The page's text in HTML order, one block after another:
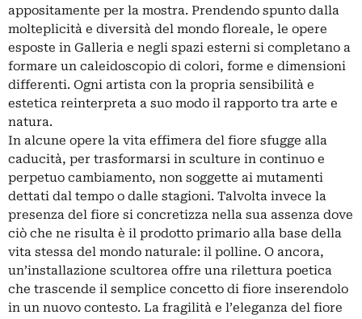
appositamente per la mostra. Prendendo spunto dalla
molteplicità e diversità del mondo floreale, le opere
esposte in Galleria e negli spazi esterni si completano a
formare un caleidoscopio di colori, forme e dimensioni
differenti. Ogni artista con la propria sensibilità e
estetica reinterpreta a suo modo il rapporto tra arte e
natura.
In alcune opere la vita effimera del fiore sfugge alla
caducità, per trasformarsi in sculture in continuo e
perpetuo cambiamento, non soggette ai mutamenti
dettati dal tempo o dalle stagioni. Talvolta invece la
presenza del fiore si concretizza nella sua assenza dove
ciò che ne risulta è il prodotto primario alla base della
vita stessa del mondo naturale: il polline. O ancora,
un’installazione scultorea offre una rilettura poetica
che trascende il semplice concetto di fiore inserendolo
in un nuovo contesto. La fragilità e l’eleganza del fiore